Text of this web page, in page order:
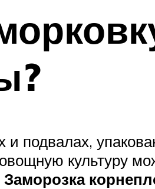
подвалах,
культуру
Заморозка